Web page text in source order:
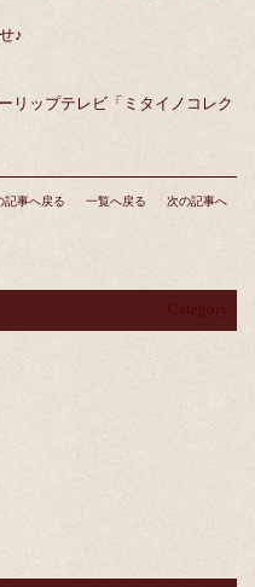
♪
リップテレビ「ミタイノコレク
記事へ戻る 一覧へ戻る 次の記事へ